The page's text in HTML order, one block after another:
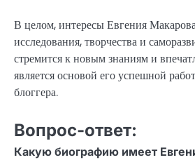
В целом, интересы Евгения
исследования, творчества и
стремится к новым знаниям и
является основой его успешной
блоггера.
Вопрос-ответ:
Какую биографию имеет